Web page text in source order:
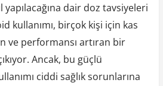
yapılacağına dair doz tavsiyeleri
kullanımı, birçok kişi için kas
ve performansı artıran bir
Ancak, bu güçlü
ciddi sağlık sorunlarına